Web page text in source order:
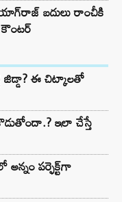
బదులు రాంచీకి
కౌంటర్
జిడ్డా? ఈ చిట్కాలతో
ఇలా చేస్తే
అన్నం పర్ఫెక్ట్‌గా